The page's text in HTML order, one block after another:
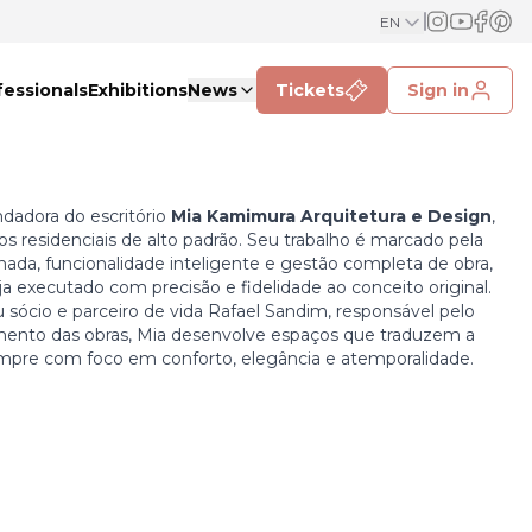
EN
ExhibitionsNews Tickets Sign in
do escritório Mia Kamimura Arquitetura e Design,
residenciais de alto padrão. Seu trabalho é marcado pela
funcionalidade inteligente e gestão completa de obra,
executado com precisão e fidelidade ao conceito original.
e parceiro de vida Rafael Sandim, responsável pelo
das obras, Mia desenvolve espaços que traduzem a
com foco em conforto, elegância e atemporalidade.